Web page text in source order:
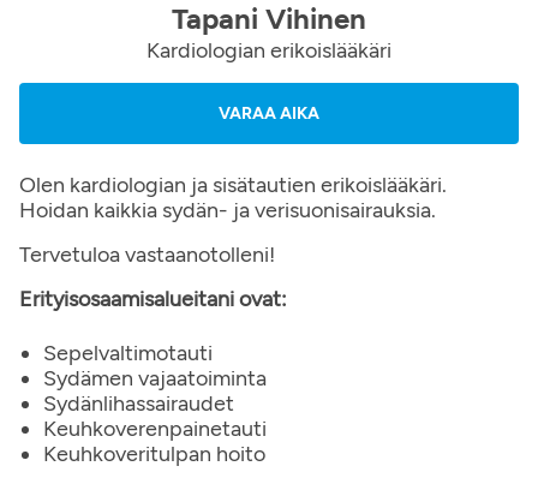
Tapani Vihinen
Kardiologian erikoislääkäri
VARAA AIKA
Olen kardiologian ja sisätautien erikoislääkäri.
Hoidan kaikkia sydän- ja verisuonisairauksia.
Tervetuloa vastaanotolleni!
Erityisosaamisalueitani ovat:
Sepelvaltimotauti
Sydämen vajaatoiminta
Sydänlihassairaudet
Keuhkoverenpainetauti
Keuhkoveritulpan hoito